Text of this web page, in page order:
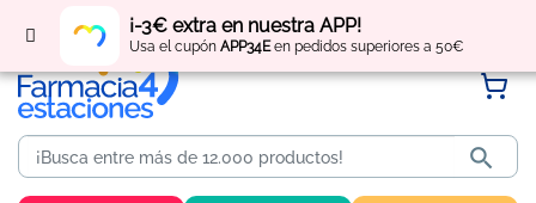
¡-3€ extra en nuestra APP!
Usa el cupón APP34Een pedidos superiores a 50€
Regístratey obtén puntos por tus compras
